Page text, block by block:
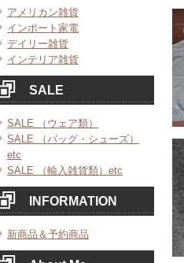
アメリカン雑貨
インポート家電
デイリー雑貨
インテリア雑貨
SALE
SALE （ウェア類）
SALE （バッグ・シューズ）
etc
SALE （輸入雑貨類）etc
INFORMATION
新商品＆予約商品